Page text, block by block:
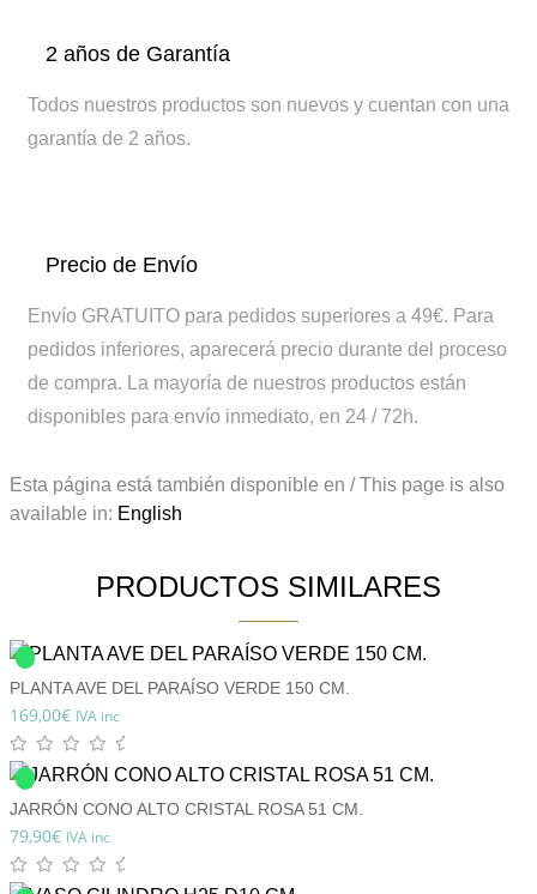
2 años de Garantía
Todos nuestros productos son nuevos y cuentan con una
garantía de 2 años.
Precio de Envío
Envío GRATUITO para pedidos superiores a 49€. Para
pedidos inferiores, aparecerá precio durante del proceso
de compra. La mayoría de nuestros productos están
disponibles para envío inmediato, en 24 / 72h.
Esta página está también disponible en / This page is also
available in: English
PRODUCTOS SIMILARES
PLANTA AVE DEL PARAÍSO VERDE 150 CM.
169,00€ IVA inc
JARRÓN CONO ALTO CRISTAL ROSA 51 CM.
79,90€ IVA inc